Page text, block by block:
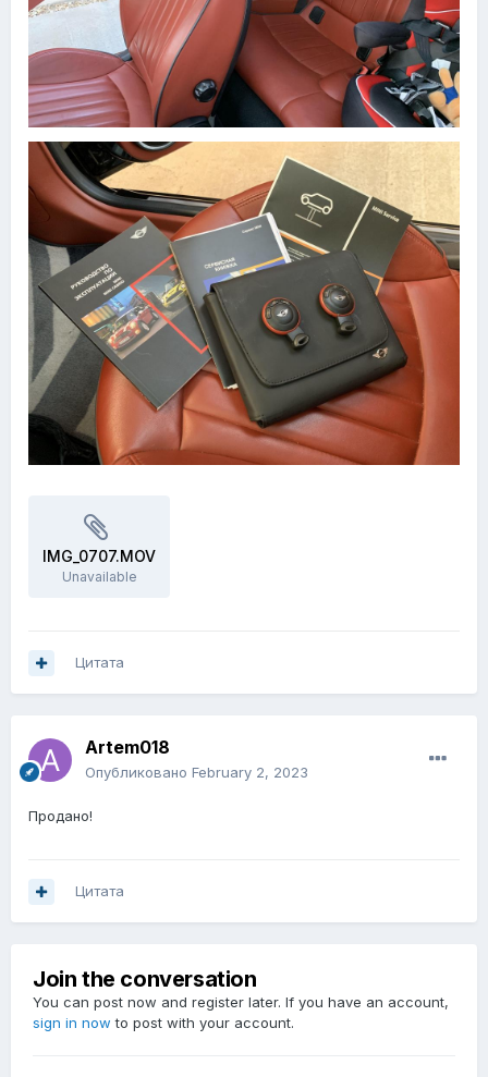
IMG_0707.MOV
Unavailable
Цитата
Artem018
Опубликовано February 2, 2023
Продано!
Цитата
Join the conversation
You can post now and register later. If you have an account,
sign in now to post with your account.